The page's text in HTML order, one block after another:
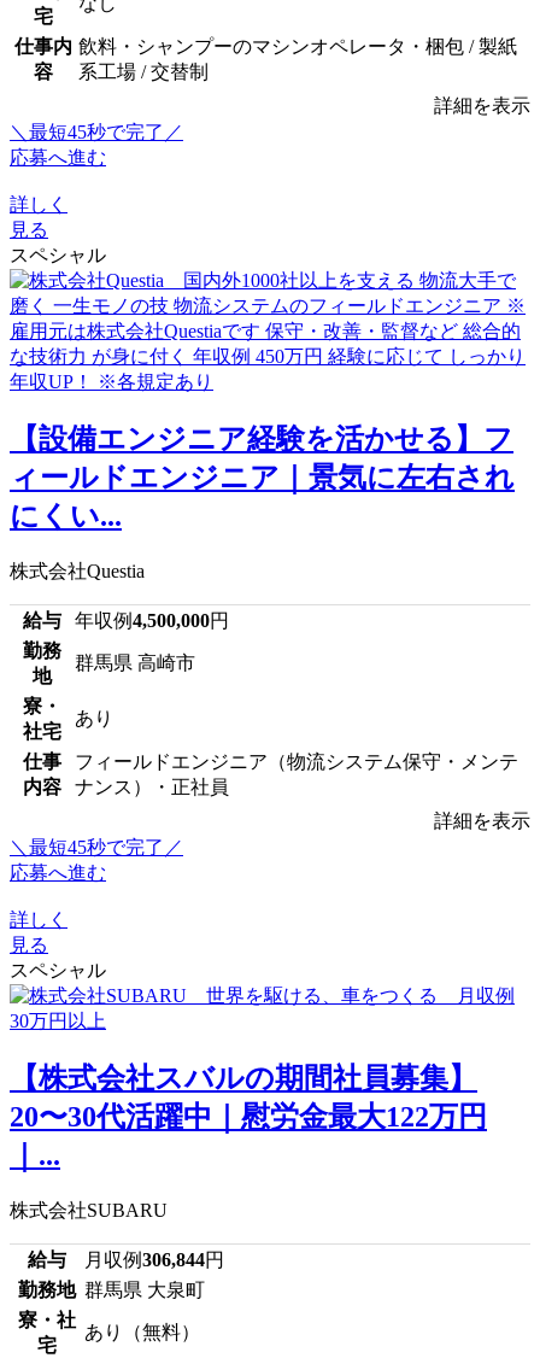
宅
仕事内
容
飲料・シャンプーのマシンオペレータ・梱包 / 製紙
系工場 / 交替制
詳細を表示
＼最短45秒で完了／
応募へ進む
詳しく
見る
スペシャル
【設備エンジニア経験を活かせる】フ
ィールドエンジニア｜景気に左右され
にくい...
株式会社Questia
給与 年収例4,500,000円
勤務
地
群馬県 高崎市
寮・
社宅
あり
仕事
内容
フィールドエンジニア（物流システム保守・メンテ
ナンス）・正社員
詳細を表示
＼最短45秒で完了／
応募へ進む
詳しく
見る
スペシャル
【株式会社スバルの期間社員募集】
20〜30代活躍中｜慰労金最大122万円
｜...
株式会社SUBARU
給与 月収例306,844円
勤務地 群馬県 大泉町
寮・社
宅
あり（無料）